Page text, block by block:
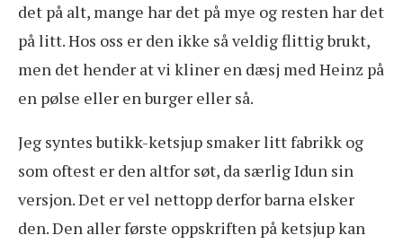
det på alt, mange har det på mye og resten har det
på litt. Hos oss er den ikke så veldig flittig brukt,
men det hender at vi kliner en dæsj med Heinz på
en pølse eller en burger eller så.
Jeg syntes butikk-ketsjup smaker litt fabrikk og
som oftest er den altfor søt, da særlig Idun sin
versjon. Det er vel nettopp derfor barna elsker
den. Den aller første oppskriften på ketsjup kan